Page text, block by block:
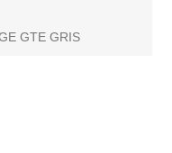
GTE GRIS